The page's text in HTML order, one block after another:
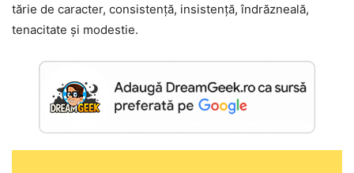
tărie de caracter, consistență, insistență, îndrăzneală,
tenacitate și modestie.